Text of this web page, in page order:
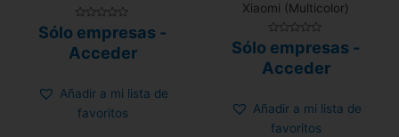
Valorado
con
0
de
Sólo empresas -
Acceder
Añadir a mi lista de
favoritos
Xiaomi (Multicolor)
Valorado
con
0
de
Sólo empresas -
Acceder
Añadir a mi lista de
favoritos